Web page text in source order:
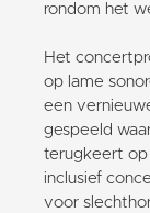
rondom het
Het
op lame
een
gespeeld
terugkeert op
inclusief
voor